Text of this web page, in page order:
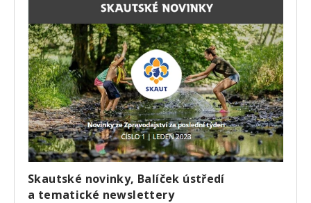
Skautské novinky, Balíček ústředí
a tematické newslettery